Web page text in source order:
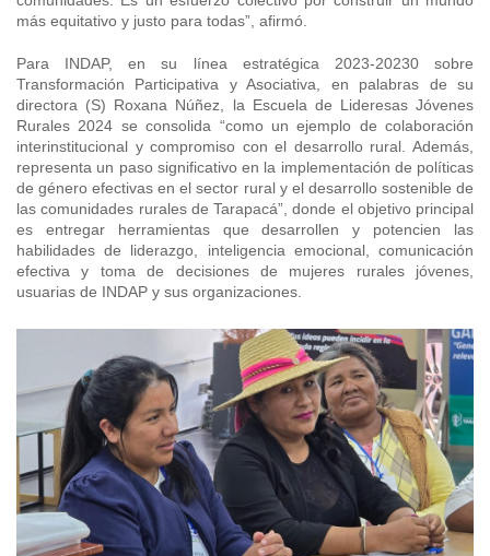
más equitativo y justo para todas”, afirmó.
Para INDAP, en su línea estratégica 2023-20230 sobre
Transformación Participativa y Asociativa, en palabras de su
directora (S) Roxana Núñez, la Escuela de Lideresas Jóvenes
Rurales 2024 se consolida “como un ejemplo de colaboración
interinstitucional y compromiso con el desarrollo rural. Además,
representa un paso significativo en la implementación de políticas
de género efectivas en el sector rural y el desarrollo sostenible de
las comunidades rurales de Tarapacá”, donde el objetivo principal
es entregar herramientas que desarrollen y potencien las
habilidades de liderazgo, inteligencia emocional, comunicación
efectiva y toma de decisiones de mujeres rurales jóvenes,
usuarias de INDAP y sus organizaciones.